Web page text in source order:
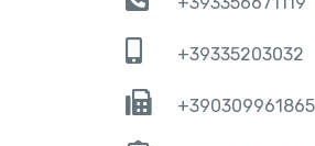
+39335203032
+390309961865